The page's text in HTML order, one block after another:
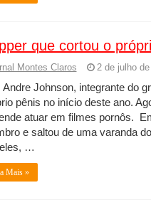
que cortou o
Montes Claros 2 de julho
Andre Johnson, integrante do
pênis no início deste ano.
atuar em filmes pornôs.
e saltou de uma varanda
…
Mais »